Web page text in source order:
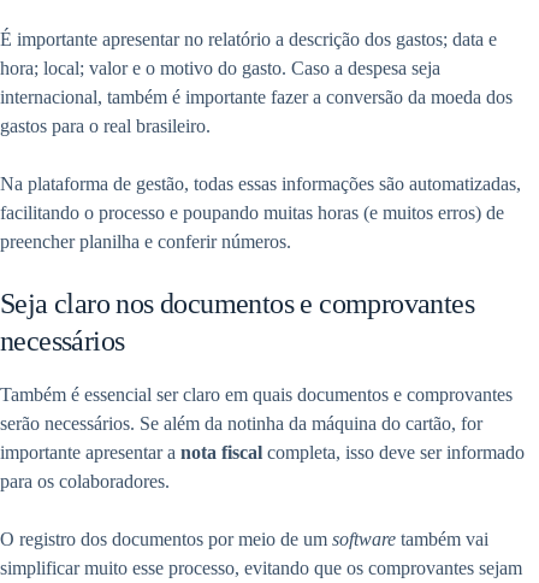
É importante apresentar no relatório a descrição dos gastos; data e
hora; local; valor e o motivo do gasto. Caso a despesa seja
internacional, também é importante fazer a conversão da moeda dos
gastos para o real brasileiro.
Na plataforma de gestão, todas essas informações são automatizadas,
facilitando o processo e poupando muitas horas (e muitos erros) de
preencher planilha e conferir números.
Seja claro nos documentos e comprovantes
necessários
Também é essencial ser claro em quais documentos e comprovantes
serão necessários. Se além da notinha da máquina do cartão, for
importante apresentar a nota fiscal completa, isso deve ser informado
para os colaboradores.
O registro dos documentos por meio de um software também vai
simplificar muito esse processo, evitando que os comprovantes sejam